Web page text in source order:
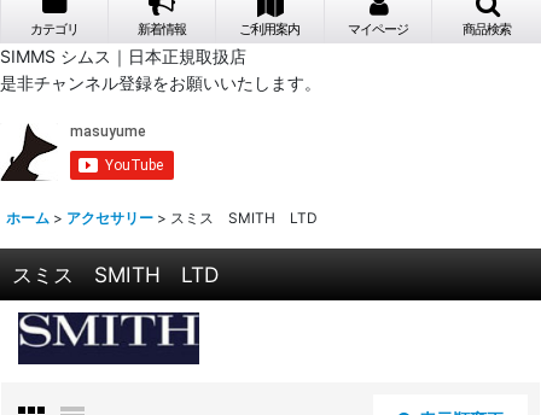
カテゴリ 新着情報 ご利用案内 マイページ 商品検索
SIMMS シムス｜日本正規取扱店
是非チャンネル登録をお願いいたします。
ホーム > アクセサリー > スミス SMITH LTD
スミス SMITH LTD